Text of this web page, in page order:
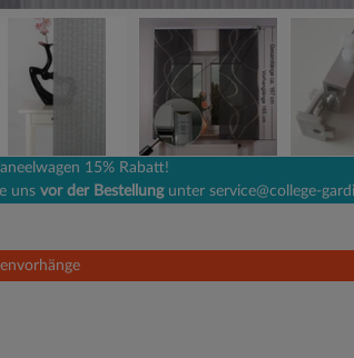
15% Rabatt!
uns vor der Bestellungunter service@college-